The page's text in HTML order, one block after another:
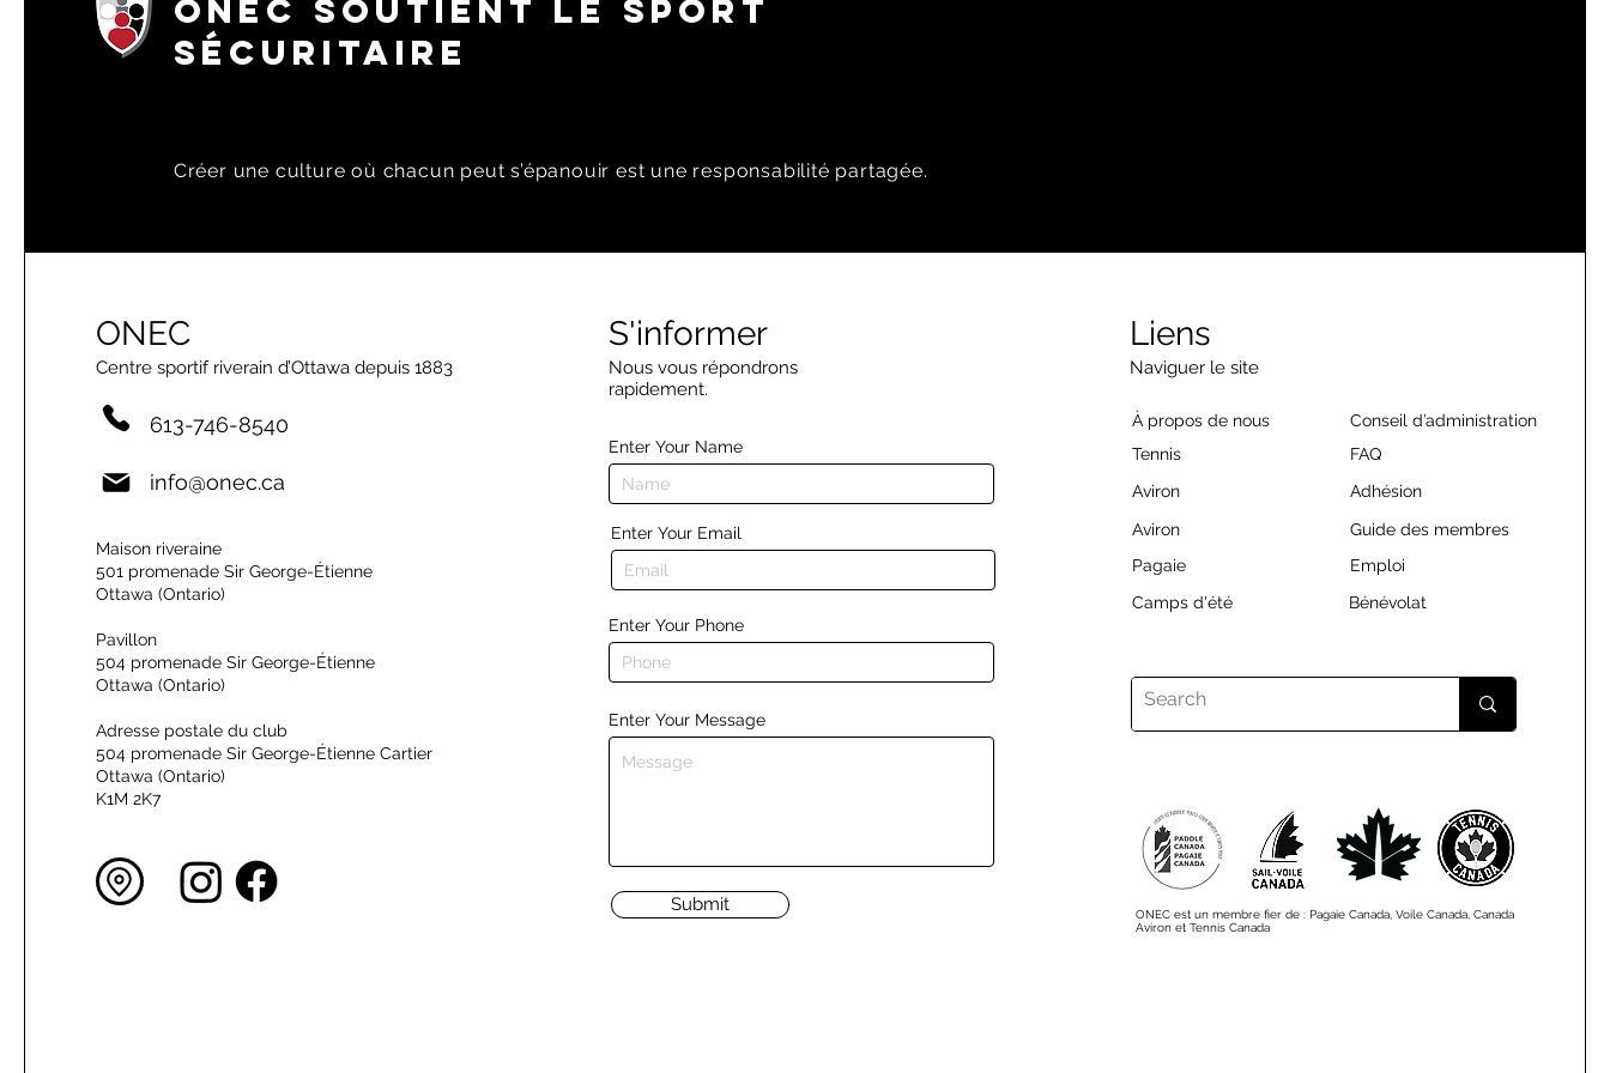
ONEC SOUTIENT LE SPORT
SÉCURITAIRE
Créer une culture où chacun peut s’épanouir est une responsabilité partagée.
ONEC
Centre sportif riverain d’Ottawa depuis 1883
613-746-8540
info@onec.ca
Maison riveraine
501 promenade Sir George-Étienne
Ottawa (Ontario)
Pavillon
504 promenade Sir George-Étienne
Ottawa (Ontario)
Adresse postale du club
504 promenade Sir George-Étienne Cartier
Ottawa (Ontario)
K1M 2K7
S'informer
Nous vous répondrons
rapidement.
Enter Your Name
Enter Your Email
Enter Your Phone
Enter Your Message
Submit
Liens
Naviguer le site
À propos de nous
Tennis
Aviron
Aviron
Pagaie
Camps d'été
Conseil d’administration
FAQ
Adhésion
Guide des membres
Emploi
Bénévolat
ONEC est un membre fier de : Pagaie Canada, Voile Canada, Canada
Aviron et Tennis Canada